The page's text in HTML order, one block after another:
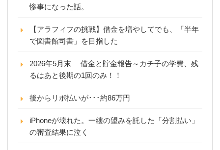
惨事になった話。
【アラフィフの挑戦】借金を増やしてでも、「半年
で図書館司書」を目指した
2026年5月末 借金と貯金報告～カチ子の学費、残
るはあと後期の1回のみ！！
後からリボ払いが･･･約86万円
iPhoneが壊れた。一縷の望みを託した「分割払い」
の審査結果に泣く